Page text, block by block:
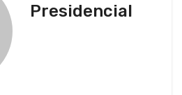
Presidencial